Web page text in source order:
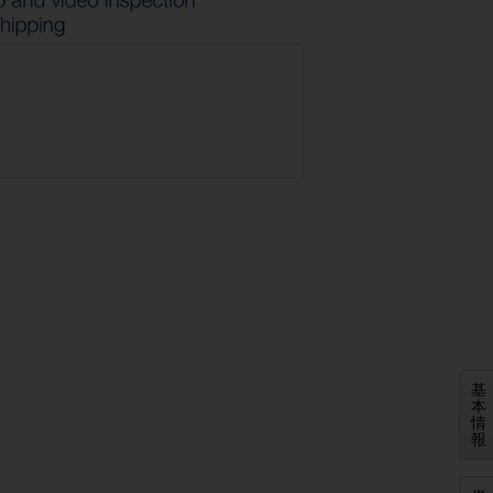
基
本
情
報